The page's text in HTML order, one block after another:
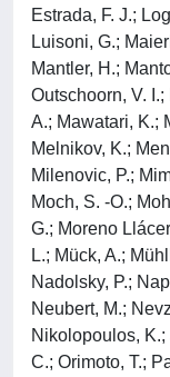
Estrada, F. J.;
Luisoni, G.;
Mantler, H.;
Outschoorn, V.
A.; Mawatari, K.;
Melnikov, K.;
Milenovic, P.;
Moch, S. -O.;
G.; Moreno
L.; Mück, A.;
Nadolsky, P.;
Neubert, M.;
Nikolopoulos, K.;
C.; Orimoto, T.;